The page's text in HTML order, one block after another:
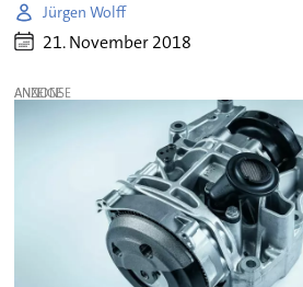
Jürgen Wolff
21. November 2018
ANZEIGE